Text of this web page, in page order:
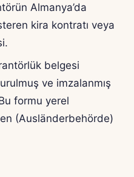
Almanya’da
kira kontratı veya
belgesi
ve imzalanmış
formu yerel
(Ausländerbehörde)